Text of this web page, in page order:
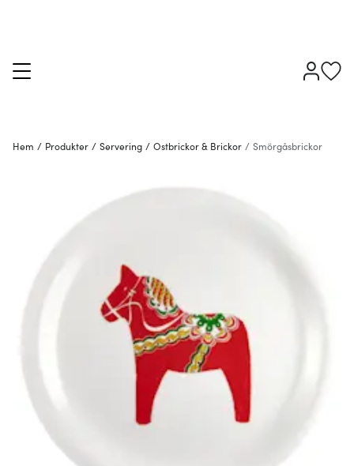
Hem / Produkter / Servering / Ostbrickor & Brickor / Smörgåsbrickor